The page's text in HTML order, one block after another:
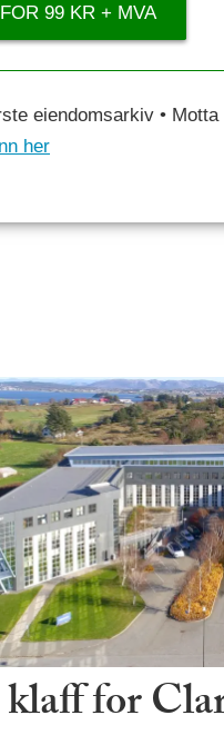
99 KR + MVA
eiendomsarkiv •
her
for